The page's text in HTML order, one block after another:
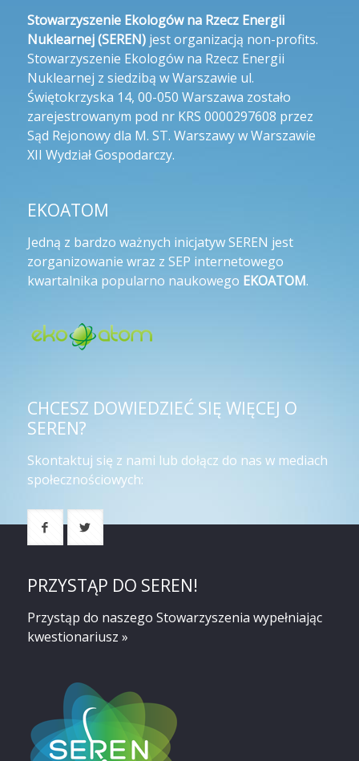
Stowarzyszenie Ekologów na Rzecz Energii
Nuklearnej (SEREN)jest organizacją non-profits.
Stowarzyszenie Ekologów na Rzecz Energii
Nuklearnej z siedzibą w Warszawie ul.
Świętokrzyska 14, 00-050 Warszawa zostało
zarejestrowanym pod nr KRS 0000297608 przez
Sąd Rejonowy dla M. ST. Warszawy w Warszawie
XII Wydział Gospodarczy.
EKOATOM
Jedną z bardzo ważnych inicjatyw SEREN jest
zorganizowanie wraz z SEP internetowego
kwartalnika popularno naukowego EKOATOM.
CHCESZ DOWIEDZIEĆ SIĘ WIĘCEJ O
SEREN?
Skontaktuj się z nami lub dołącz do nas w mediach
społecznościowych:
PRZYSTĄP DO SEREN!
Przystąp do naszego Stowarzyszenia wypełniając
kwestionariusz »